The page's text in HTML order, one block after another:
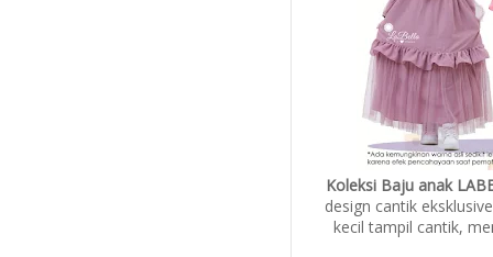
Koleksi Baju anak
design cantik
kecil tampil cantik,